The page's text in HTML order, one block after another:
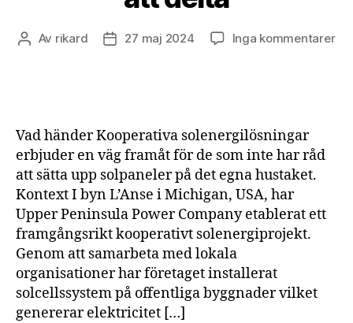
Inläggsförfattare
Av rikard Inläggsdatum
27 maj 2024 Inga kommentarertill
Vad händer Kooperativa solenergilösningar
erbjuder en väg framåt för de som inte har råd
att sätta upp solpaneler på det egna hustaket.
Kontext I byn L’Anse i Michigan, USA, har
Upper Peninsula Power Company etablerat ett
framgångsrikt kooperativt solenergiprojekt.
Genom att samarbeta med lokala
organisationer har företaget installerat
solcellssystem på offentliga byggnader vilket
genererar elektricitet […]